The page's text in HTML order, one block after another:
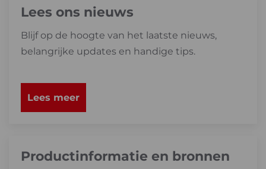
Lees ons nieuws
Blijf op de hoogte van het laatste nieuws,
belangrijke updates en handige tips.
Lees meer
Productinformatie en bronnen